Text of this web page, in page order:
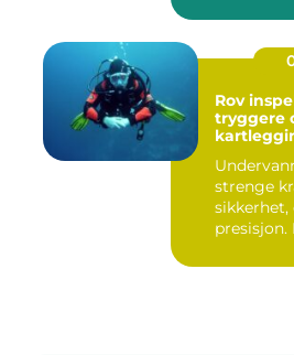
Rov
tryggere
strenge
presisjon.